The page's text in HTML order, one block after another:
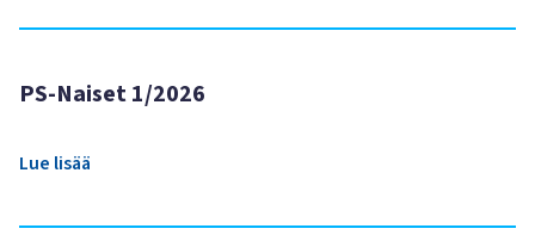
PS-Naiset 1/2026
Lue lisää